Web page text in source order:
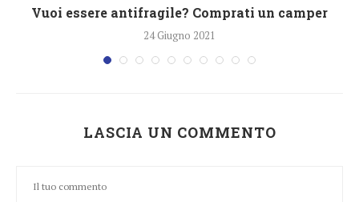
Vuoi essere antifragile? Comprati un camper
24 Giugno 2021
LASCIA UN COMMENTO